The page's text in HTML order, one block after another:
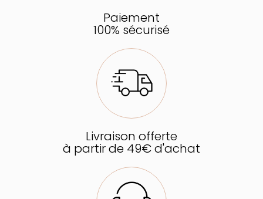
Paiement
100% sécurisé
Livraison offerte
à partir de 49€ d'achat